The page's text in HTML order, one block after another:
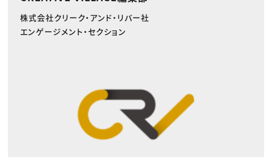
株式会社クリーク・アンド・リバー社
エンゲージメント・セクション